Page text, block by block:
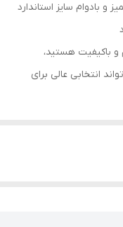
بادوام سایز استاندارد
و باکیفیت هستید،
انتخابی عالی برای